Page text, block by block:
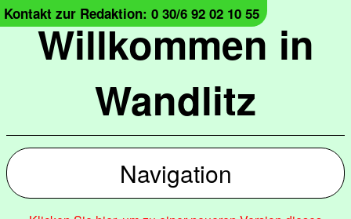
Willkommen in
Wandlitz
Kontakt zur Redaktion: 0 30/6 92 02 10 55
Navigation